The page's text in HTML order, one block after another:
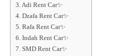
3. Adi Rent Car✨
4. Dzafa Rent Car✨
5. Rafa Rent Car✨
6. Indah Rent Car✨
7. SMD Rent Car✨